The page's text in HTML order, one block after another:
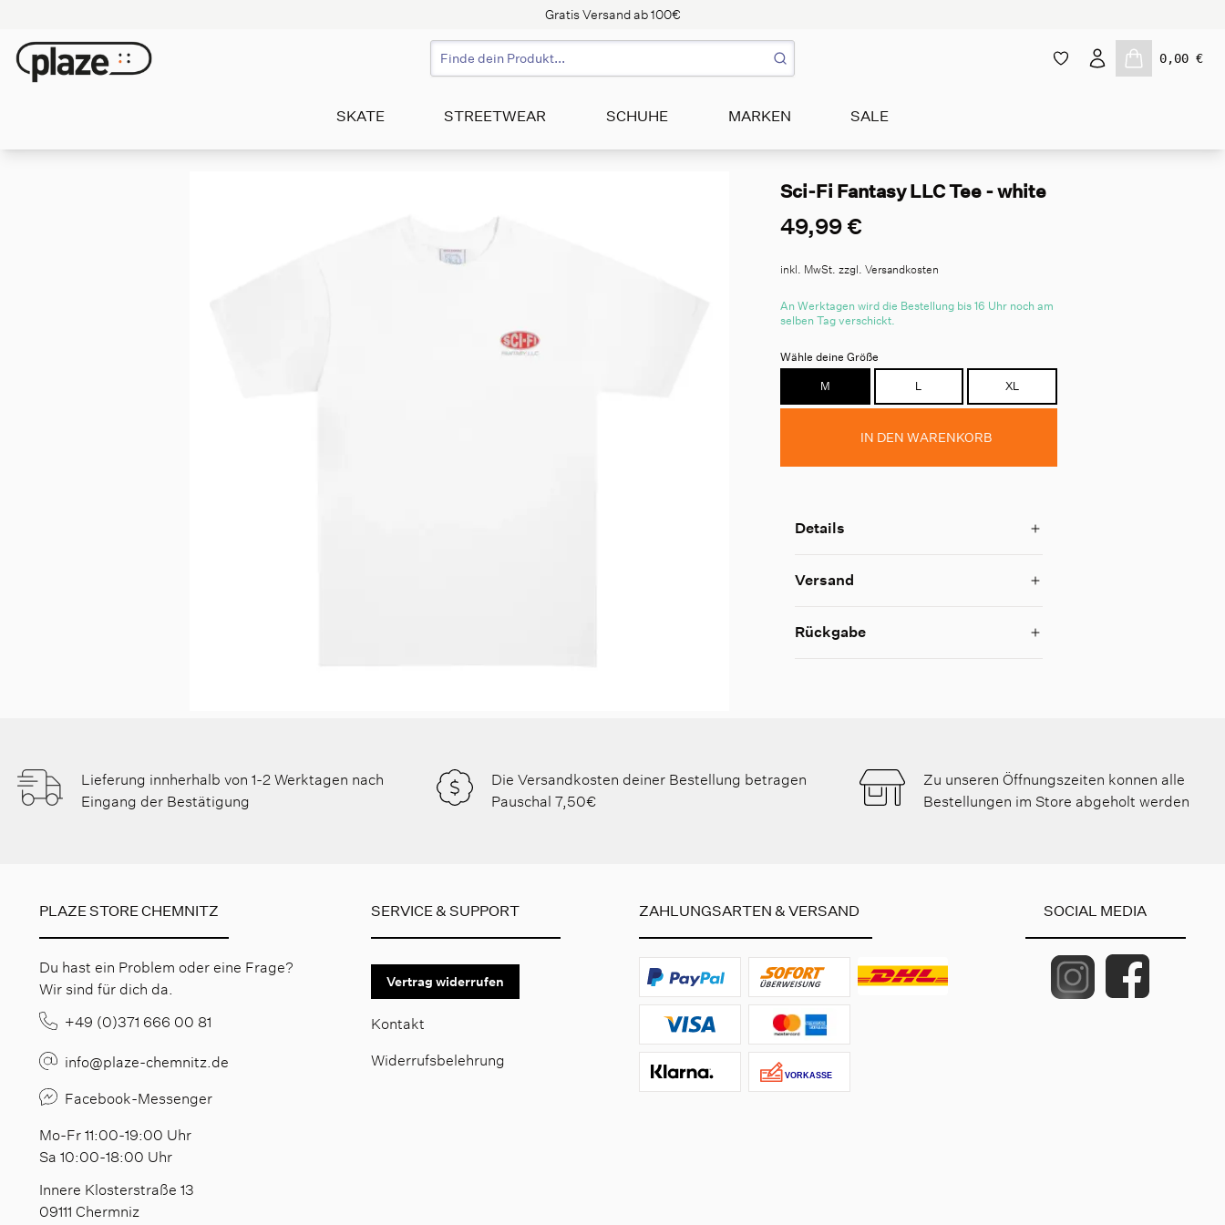
Gratis Versand ab 100€
0,00 €
SKATE STREETWEAR SCHUHE MARKEN SALE
Sci-Fi Fantasy LLC Tee - white
49,99 €
inkl. MwSt. zzgl. Versandkosten
An Werktagen wird die Bestellung bis 16 Uhr noch am
selben Tag verschickt.
Wähle deine Größe
M
L XL
IN DEN WARENKORB
Details
Versand
Rückgabe
Lieferung innherhalb von 1-2 Werktagen nach
Eingang der Bestätigung
Die Versandkosten deiner Bestellung betragen
Pauschal 7,50€
Zu unseren Öffnungszeiten konnen alle
Bestellungen im Store abgeholt werden
PLAZE STORE CHEMNITZ
Du hast ein Problem oder eine Frage?
Wir sind für dich da.
+49 (0)371 666 00 81
info@plaze-chemnitz.de
Facebook-Messenger
Mo-Fr 11:00-19:00 Uhr
Sa 10:00-18:00 Uhr
Innere Klosterstraße 13
09111 Chermniz
SERVICE & SUPPORT
Vertrag widerrufen
Kontakt
Widerrufsbelehrung
ZAHLUNGSARTEN & VERSAND SOCIAL MEDIA